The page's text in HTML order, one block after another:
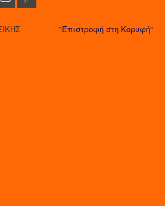
"Επιστροφή στη Κορυφή"